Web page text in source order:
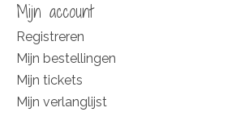
Mijn account
Registreren
Mijn bestellingen
Mijn tickets
Mijn verlanglijst